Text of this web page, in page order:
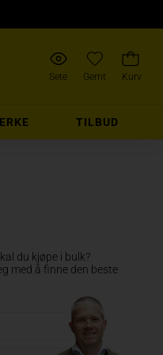
Sete Gemt Kurv
TILBUD
du kjøpe i bulk?
med å finne den beste